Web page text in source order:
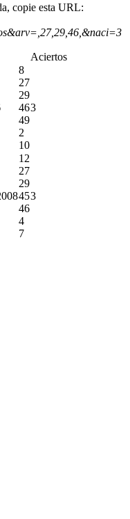
copie esta URL:
Aciertos
8
27
29
46
49
2
10
3
12
27
29
45
46
4
7
3